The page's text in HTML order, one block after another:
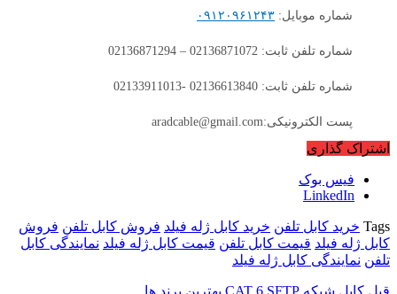
شماره موبایل: ۰۹۱۲۰۹۶۱۲۴۳
شماره تلفن ثابت: 02136871072 – 02136871294
شماره تلفن ثابت: 02136613840 -02133911013
پست الکترونیکی:aradcable@gmail.com
اشتراک گذاری
فیس بوک
LinkedIn
Tags خرید کابل تلفن خرید کابل ژله فیلد فروش کابل تلفن فروش
کابل ژله فیلد قیمت کابل تلفن قیمت کابل ژله فیلد نمایندگی کابل
تلفن نمایندگی کابل ژله فیلد
قبل کابل شبکه CAT 6 SFTP بهترین برند ها